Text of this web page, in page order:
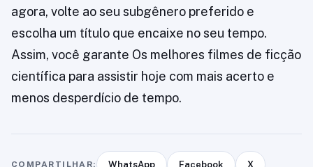
agora, volte ao seu subgênero preferido e
escolha um título que encaixe no seu tempo.
Assim, você garante Os melhores filmes de ficção
científica para assistir hoje com mais acerto e
menos desperdício de tempo.
COMPARTILHAR: WhatsApp Facebook X